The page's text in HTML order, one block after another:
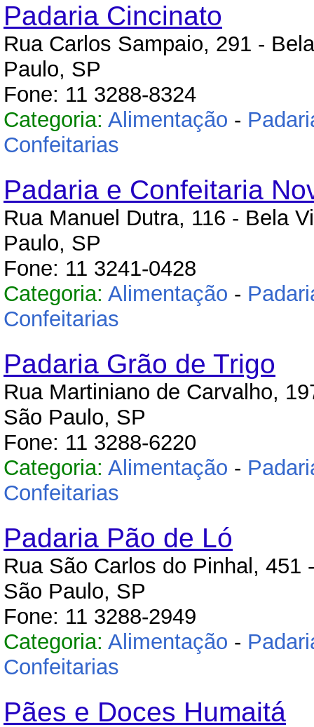
Padaria Cincinato
Rua Carlos Sampaio, 291 -
Paulo, SP
Fone: 11 3288-8324
Categoria: Alimentação -
Confeitarias
Padaria e Confeitaria
Rua Manuel Dutra, 116 - Bela
Paulo, SP
Fone: 11 3241-0428
Categoria: Alimentação -
Confeitarias
Padaria Grão de Trigo
Rua Martiniano de Carvalho,
São Paulo, SP
Fone: 11 3288-6220
Categoria: Alimentação -
Confeitarias
Padaria Pão de Ló
Rua São Carlos do Pinhal, 451
São Paulo, SP
Fone: 11 3288-2949
Categoria: Alimentação -
Confeitarias
Pães e Doces Humaitá